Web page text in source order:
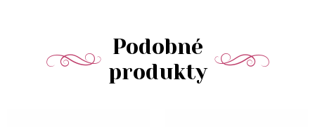
Podobné
produkty